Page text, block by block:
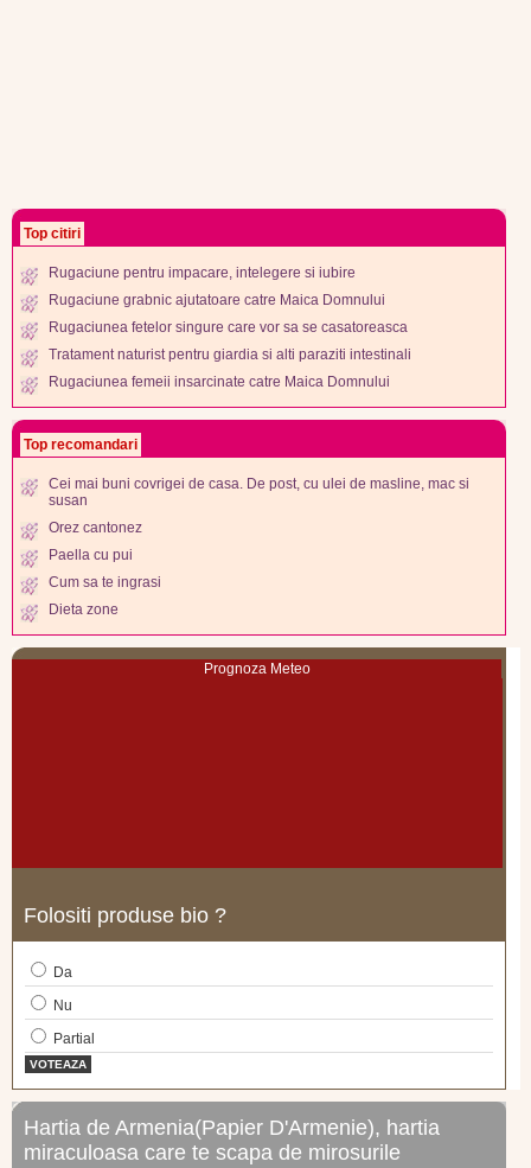
Top citiri
Rugaciune pentru impacare, intelegere si iubire
Rugaciune grabnic ajutatoare catre Maica Domnului
Rugaciunea fetelor singure care vor sa se casatoreasca
Tratament naturist pentru giardia si alti paraziti intestinali
Rugaciunea femeii insarcinate catre Maica Domnului
Top recomandari
Cei mai buni covrigei de casa. De post, cu ulei de masline, mac si
susan
Orez cantonez
Paella cu pui
Cum sa te ingrasi
Dieta zone
Prognoza Meteo
Folositi produse bio ?
Da
Nu
Partial
VOTEAZA
Hartia de Armenia(Papier D'Armenie), hartia
miraculoasa care te scapa de mirosurile